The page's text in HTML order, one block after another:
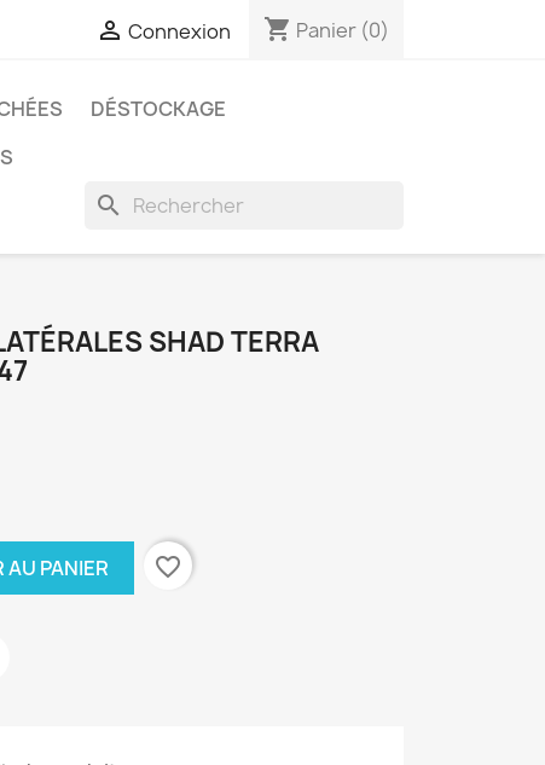
 Connexion shopping_cart Panier (0)
DÉSTOCKAGE
search
SHAD TERRA
AU PANIER favorite_border